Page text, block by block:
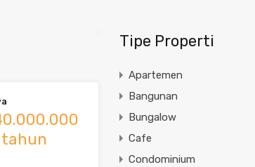
tahun
Tipe Properti
Apartemen
Bangunan
Bungalow
Cafe
Condominium